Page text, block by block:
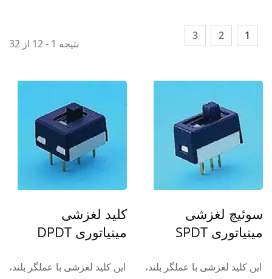
نتیجه 1 - 12 از 32
1
2
3
سوئیچ لغزشی
مینیاتوری SPDT
این کلید لغزشی با عملگر بلند،
کلید لغزشی
مینیاتوری DPDT
این کلید لغزشی با عملگر بلند،